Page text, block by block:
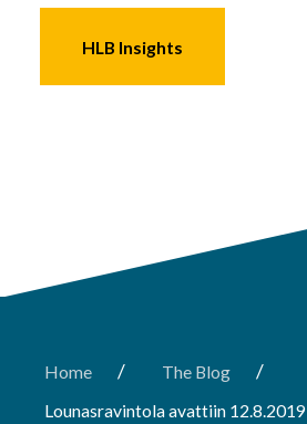
HLB Insights
Home / The Blog /
Lounasravintola avattiin 12.8.2019